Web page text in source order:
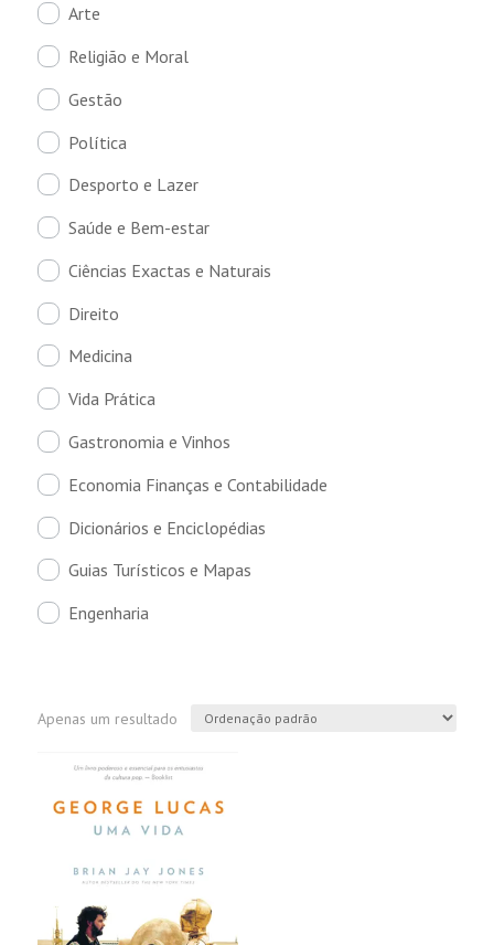
Arte
Religião e Moral
Gestão
Política
Desporto e Lazer
Saúde e Bem-estar
Ciências Exactas e Naturais
Direito
Medicina
Vida Prática
Gastronomia e Vinhos
Economia Finanças e Contabilidade
Dicionários e Enciclopédias
Guias Turísticos e Mapas
Engenharia
Apenas um resultado